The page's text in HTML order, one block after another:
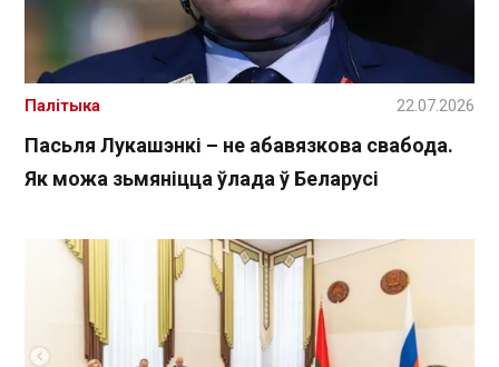
Пасьля Лукашэнкі – не абавязкова свабода.
Як можа зьмяніцца ўлада ў Беларусі
Палітыка 22.07.2026